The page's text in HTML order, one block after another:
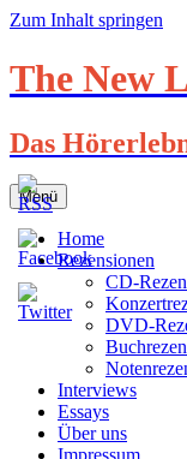
Zum Inhalt springen
The New
Das
Menü
Home
Rezensionen
CD-
DVD-
Interviews
Essays
Über uns
Impressum